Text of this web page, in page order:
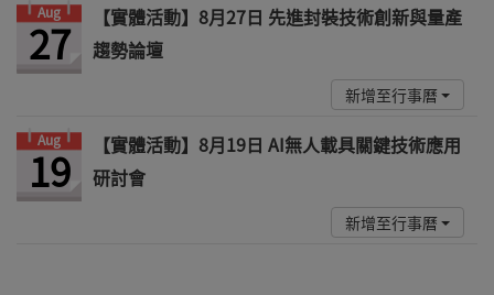
Aug
27
【實體活動】8月27日 先進封裝技術創新與量產
趨勢論壇
新增至行事曆
Aug
19
【實體活動】8月19日 AI無人載具關鍵技術應用
研討會
新增至行事曆